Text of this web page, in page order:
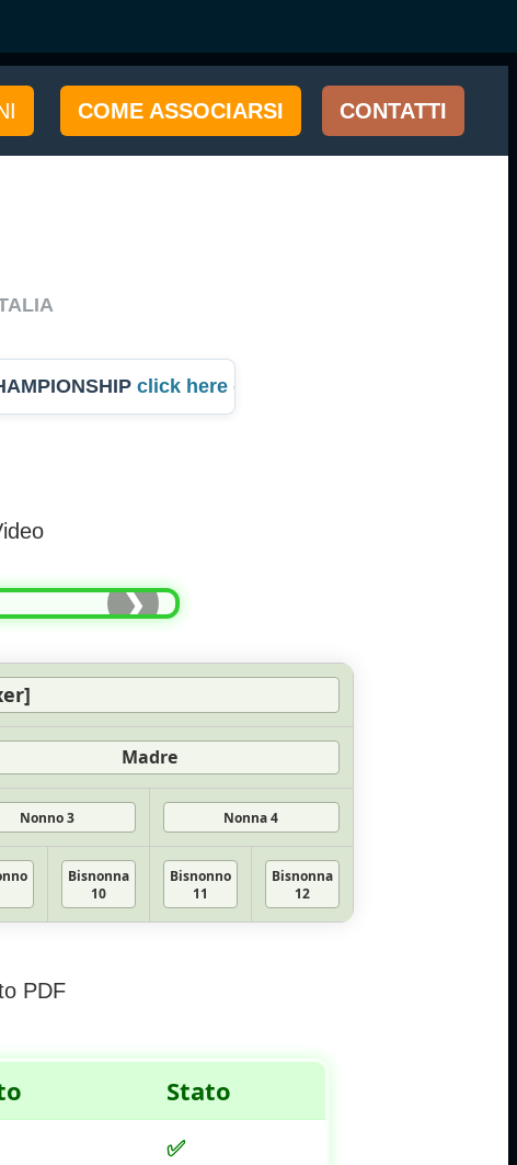
COME ASSOCIARSI CONTATTI
click here - Campionato dell'Anno Italia
❯
Madre
Nonno 3 Nonna 4
Bisnonna
10
Bisnonno
11
Bisnonna
12
PDF
Stato
✅